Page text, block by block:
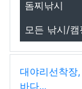
돔찌낚시
모든 낚시/
대야리선착장
바다...